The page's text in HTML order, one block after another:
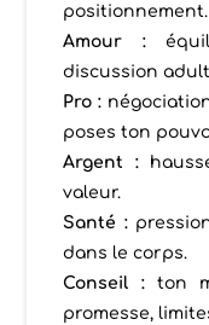
positionnement.
Amour :
discussion
Pro :
poses ton
Argent :
valeur.
Santé :
dans le corps.
Conseil :ton
promesse,